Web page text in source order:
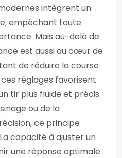
intègrent un
empêchant toute
Mais au-delà de
est aussi au cœur de
de réduire la course
réglages favorisent
tir plus fluide et précis.
ou de la
ce principe
capacité à ajuster un
une réponse optimale